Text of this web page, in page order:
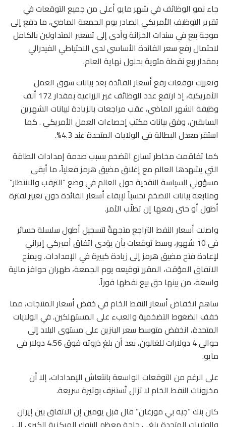
جاء نمو الوظائف في شهر مايو أعلى من جميع التوقعات في
تقرير التوظيف الأمريكي الصادر يوم الجمعة الماضي، ما دفع إلى
موجة بيع في سندات الخزانة وأدى إلى تسعير المتداولين بالكامل
لاحتمال رفع سعر الفائدة الأساسي لدى الاحتياطي الفيدرالي
بمقدار ربع نقطة مئوية بحلول نهاية العام.
وتعززت توقعات رفع أسعار الفائدة بعد بيانات سوق العمل
الأمريكية، إذ ارتفع عدد الوظائف غير الزراعية بمقدار 172 ألف
وظيفة الشهر الماضي، عقب مراجعات بالزيادة لبيانات الشهرين
السابقين، وفق بيانات مكتب إحصاءات العمل الأمريكي . كما
استقر معدل البطالة في الولايات المتحدة عند 4.3%.
كما تفاقمت مخاطر تسارع التضخم بسبب صدمة إمدادات الطاقة
التي يشهدها العالم مع إغلاق مضيق هرمز فعلياً، ما أبقى
مسؤولي السياسة النقدية حول العالم في وضع “الترقب والانتظار”
ومتابعة بيانات التضخم تحسباً لإبقاء أسعار الفائدة دون تغيير لفترة
أطول أو حتى رفعها إن تطلّب الأمر.
واصلت أسعار النفط التراجع متجهةً لتسجيل أطول سلسلة خسائر
في 10 شهور، وسط توقعات بأن يؤدي اتفاق أميركي إيراني
لإعادة فتح مضيق هرمز إلى زيادة كبيرة في الإمدادات. ويمنح
الاتفاق المؤقت، المقرر توقيعه يوم الجمعة، طهران حوافز مالية
واسعة، من بينها حق بيع نفطها فوراً.
ساهم انخفاض أسعار النفط الخام في خفض أسعار المنتجات، مما
خفف الضغوط التضخمية والعبء على المستهلكين. في الولايات
المتحدة، انخفض متوسط ​​سعر البنزين على مستوى البلاد إلى
حوالي 4 دولارات للغالون، بعد أن بلغ ذروته فوق 4.56 دولار في
مايو.
على الرغم من التوقعات الواسعة بانتعاش الإمدادات، إلا أن
مخزونات النفط الخام لا تزال تُستنزف بوتيرة سريعة.
كان بنك “جيه بي مورغان” قال قبل يومين إن الاتفاق بين إيران